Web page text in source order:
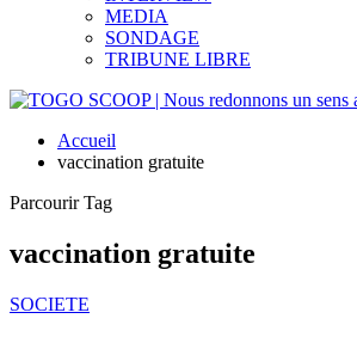
MEDIA
SONDAGE
TRIBUNE LIBRE
Accueil
vaccination gratuite
Parcourir Tag
vaccination gratuite
SOCIETE